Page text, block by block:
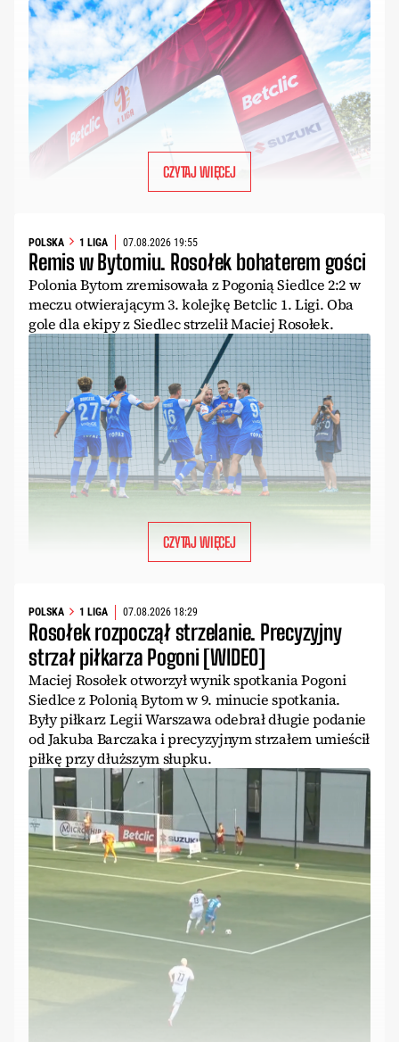
CZYTAJ WIĘCEJ
POLSKA 1 LIGA 07.08.2026 19:55
Remis w Bytomiu. Rosołek bohaterem gości
Polonia Bytom zremisowała z Pogonią Siedlce 2:2 w
meczu otwierającym 3. kolejkę Betclic 1. Ligi. Oba
gole dla ekipy z Siedlec strzelił Maciej Rosołek.
CZYTAJ WIĘCEJ
POLSKA 1 LIGA 07.08.2026 18:29
Rosołek rozpoczął strzelanie. Precyzyjny
strzał piłkarza Pogoni [WIDEO]
Maciej Rosołek otworzył wynik spotkania Pogoni
Siedlce z Polonią Bytom w 9. minucie spotkania.
Były piłkarz Legii Warszawa odebrał długie podanie
od Jakuba Barczaka i precyzyjnym strzałem umieścił
piłkę przy dłuższym słupku.